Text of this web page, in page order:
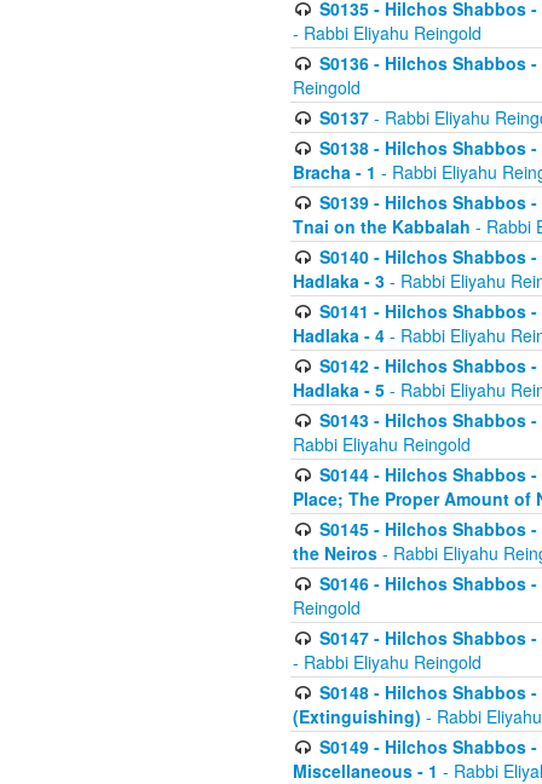
S0135 - Hilchos Shabbos
- Rabbi Eliyahu Reingold
S0136 - Hilchos Shabbos
Reingold
S0137- Rabbi Eliyahu
S0138 - Hilchos Shabbos
Bracha - 1 - Rabbi Eliyahu
S0139 - Hilchos Shabbos
Tnai on the Kabbalah - Rabbi
S0140 - Hilchos Shabbos
Hadlaka - 3 - Rabbi Eliyahu
S0141 - Hilchos Shabbos
Hadlaka - 4 - Rabbi Eliyahu
S0142 - Hilchos Shabbos
Hadlaka - 5 - Rabbi Eliyahu
S0143 - Hilchos Shabbos
Rabbi Eliyahu Reingold
S0144 - Hilchos Shabbos
Place; The Proper Amount of
S0145 - Hilchos Shabbos
the Neiros - Rabbi Eliyahu
S0146 - Hilchos Shabbos
Reingold
S0147 - Hilchos Shabbos
- Rabbi Eliyahu Reingold
S0148 - Hilchos Shabbos
(Extinguishing) - Rabbi
S0149 - Hilchos Shabbos
Miscellaneous - 1 - Rabbi